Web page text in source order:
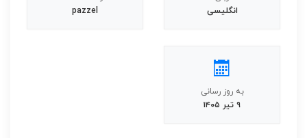
انگلیسی
pazzel
به روز رسانی
۹ تیر ۱۴۰۵